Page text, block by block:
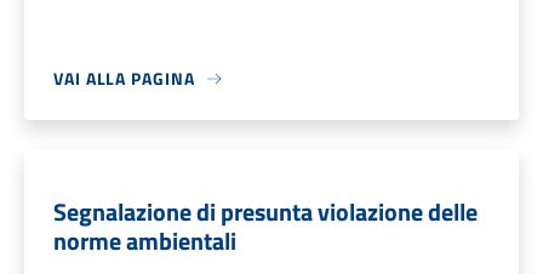
VAI ALLA PAGINA
Segnalazione di presunta violazione delle
norme ambientali